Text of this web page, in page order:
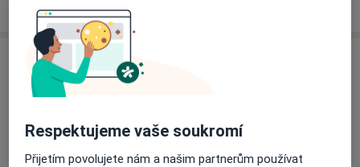
Adresa
Psychoterapeutická klinika HERMÉS
Group, s.r.o. Praha - psychiatrická a
psychoterapeutická ambulance
Ctiradova 10, Praha 4,Praha
Respektujeme vaše soukromí
Přijetím povolujete nám a našim partnerům používat